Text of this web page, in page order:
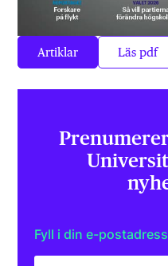
Artiklar Läs pdf
Fyll i din e-